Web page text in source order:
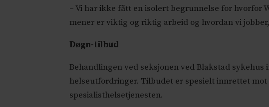
– Vi har ikke fått en isolert begrunnelse for hvorfor
mener er viktig og riktig arbeid og hvordan vi
Døgn-tilbud
Behandlingen ved seksjonen ved Blakstad
helseutfordringer. Tilbudet er spesielt innrettet
spesialisthelsetjenesten.